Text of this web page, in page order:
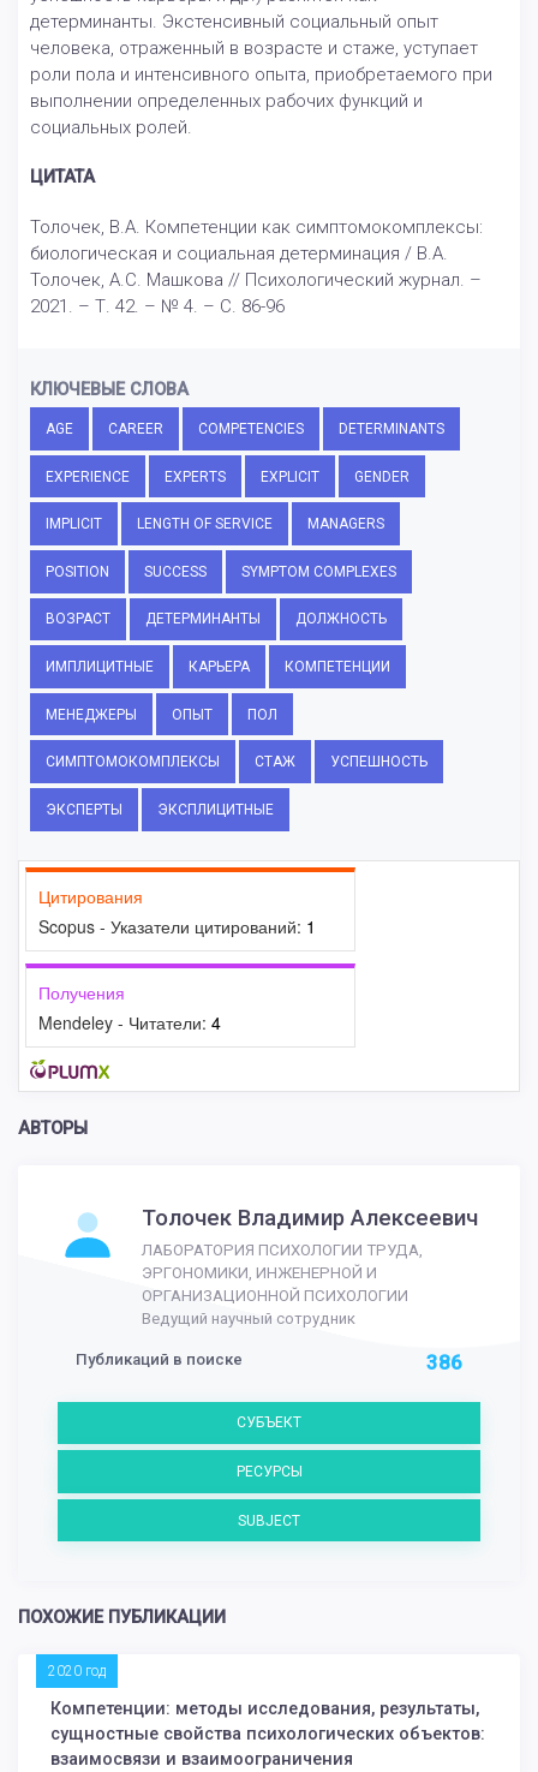
детерминанты. Экстенсивный социальный опыт
человека, отраженный в возрасте и стаже, уступает
роли пола и интенсивного опыта, приобретаемого при
выполнении определенных рабочих функций и
социальных ролей.
ЦИТАТА
Толочек, В.А. Компетенции как симптомокомплексы:
биологическая и социальная детерминация / В.А.
Толочек, А.С. Машкова // Психологический журнал. –
2021. – Т. 42. – № 4. – С. 86-96
КЛЮЧЕВЫЕ СЛОВА
AGE CAREER COMPETENCIES DETERMINANTS
EXPERIENCE EXPERTS EXPLICIT GENDER
IMPLICIT LENGTH OF SERVICE MANAGERS
POSITION SUCCESS SYMPTOM COMPLEXES
ВОЗРАСТ ДЕТЕРМИНАНТЫ ДОЛЖНОСТЬ
ИМПЛИЦИТНЫЕ КАРЬЕРА КОМПЕТЕНЦИИ
МЕНЕДЖЕРЫ ОПЫТ ПОЛ
СИМПТОМОКОМПЛЕКСЫ СТАЖ УСПЕШНОСТЬ
ЭКСПЕРТЫ ЭКСПЛИЦИТНЫЕ
Цитирования
Scopus - Указатели цитирований: 1
Получения
Mendeley - Читатели: 4
АВТОРЫ
Толочек Владимир Алексеевич
ЛАБОРАТОРИЯ ПСИХОЛОГИИ ТРУДА,
ЭРГОНОМИКИ, ИНЖЕНЕРНОЙ И
ОРГАНИЗАЦИОННОЙ ПСИХОЛОГИИ
Ведущий научный сотрудник
Публикаций в поиске 386
СУБЪЕКТ
РЕСУРСЫ
SUBJECT
ПОХОЖИЕ ПУБЛИКАЦИИ
2020 год
Компетенции: методы исследования, результаты,
сущностные свойства психологических объектов:
взаимосвязи и взаимоограничения